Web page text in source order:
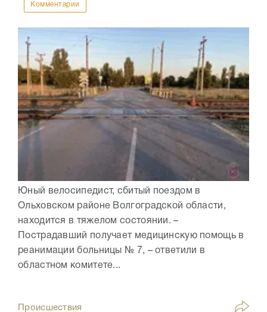
Комментарии
Юный велосипедист, сбитый поездом в
Ольховском районе Волгоградской области,
находится в тяжелом состоянии. –
Пострадавший получает медицинскую помощь в
реанимации больницы № 7, – ответили в
областном комитете...
Происшествия